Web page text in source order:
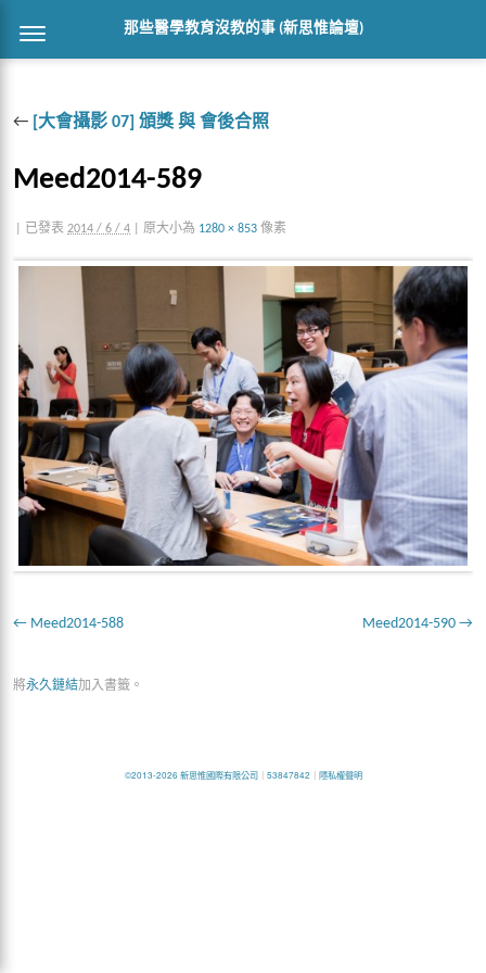
那些醫學教育沒教的事 (新思惟論壇)
← [大會攝影 07] 頒獎 與 會後合照
Meed2014-589
已發表 2014 / 6 / 4 原大小為 1280 × 853 像素
Meed2014-588 Meed2014-590
將永久鏈結加入書籤。
©2013-2026 新思惟國際有限公司｜ 53847842 ｜ 隱私權聲明